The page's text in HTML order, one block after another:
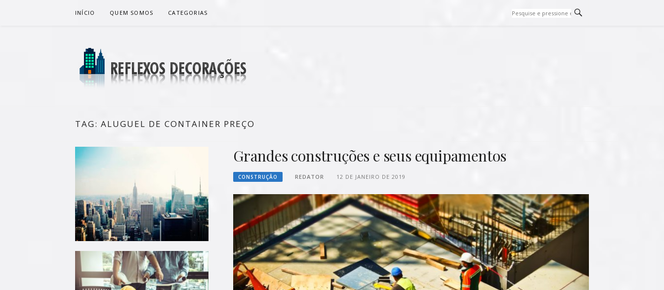
INÍCIO QUEM SOMOS CATEGORIAS
TAG: ALUGUEL DE CONTAINER PREÇO
Grandes construções e seus equipamentos
CONSTRUÇÃO REDATOR 12 DE JANEIRO DE 2019